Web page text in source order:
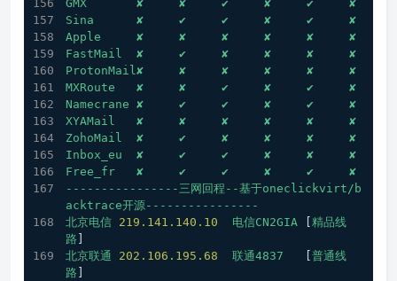
GMX
✘ ✘ ✔ ✘ ✔
✘
Sina
✘ ✔ ✔ ✘ ✔
✘
Apple
✘ ✘ ✘ ✘ ✘
✘
FastMail
✘ ✔ ✘ ✘ ✘
✘
ProtonMail✘
✘ ✘ ✘ ✘
✘
MXRoute
✘ ✘ ✔ ✘ ✔
✘
Namecrane ✘ ✔ ✔ ✘ ✔
✘
XYAMail
✘ ✘ ✘ ✘ ✘
✘
ZohoMail
✘ ✔ ✘ ✘ ✘
✘
Inbox_eu
✘ ✔ ✔ ✘ ✘
✘
Free_fr
✘ ✔ ✔ ✘ ✔
✘
----------------三网回程--基于oneclickvirt/b
acktrace开源----------------
北京电信 219.141 .140 .10 电信CN2GIA
精品线
路
北京联通
202.106 .195 .68 联通4837
普通线
路